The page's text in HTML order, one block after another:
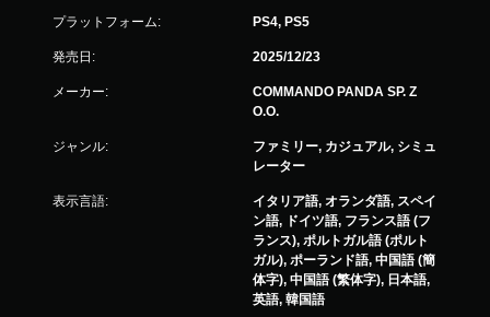
プラットフォーム: PS4, PS5
発売日: 2025/12/23
メーカー:
COMMANDO PANDA SP. Z
O.O.
ジャンル:
ファミリー, カジュアル, シミュ
レーター
表示言語:
イタリア語, オランダ語, スペイ
ン語, ドイツ語, フランス語 (フ
ランス), ポルトガル語 (ポルト
ガル), ポーランド語, 中国語 (簡
体字), 中国語 (繁体字), 日本語,
英語, 韓国語